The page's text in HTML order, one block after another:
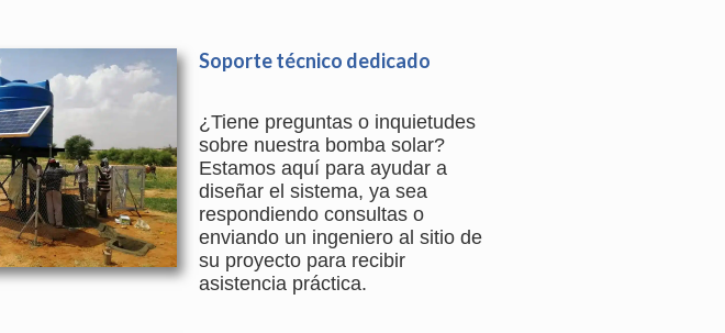
Soporte técnico dedicado
¿Tiene preguntas o inquietudes
sobre nuestra bomba solar?
Estamos aquí para ayudar a
diseñar el sistema, ya sea
respondiendo consultas o
enviando un ingeniero al sitio de
su proyecto para recibir
asistencia práctica.